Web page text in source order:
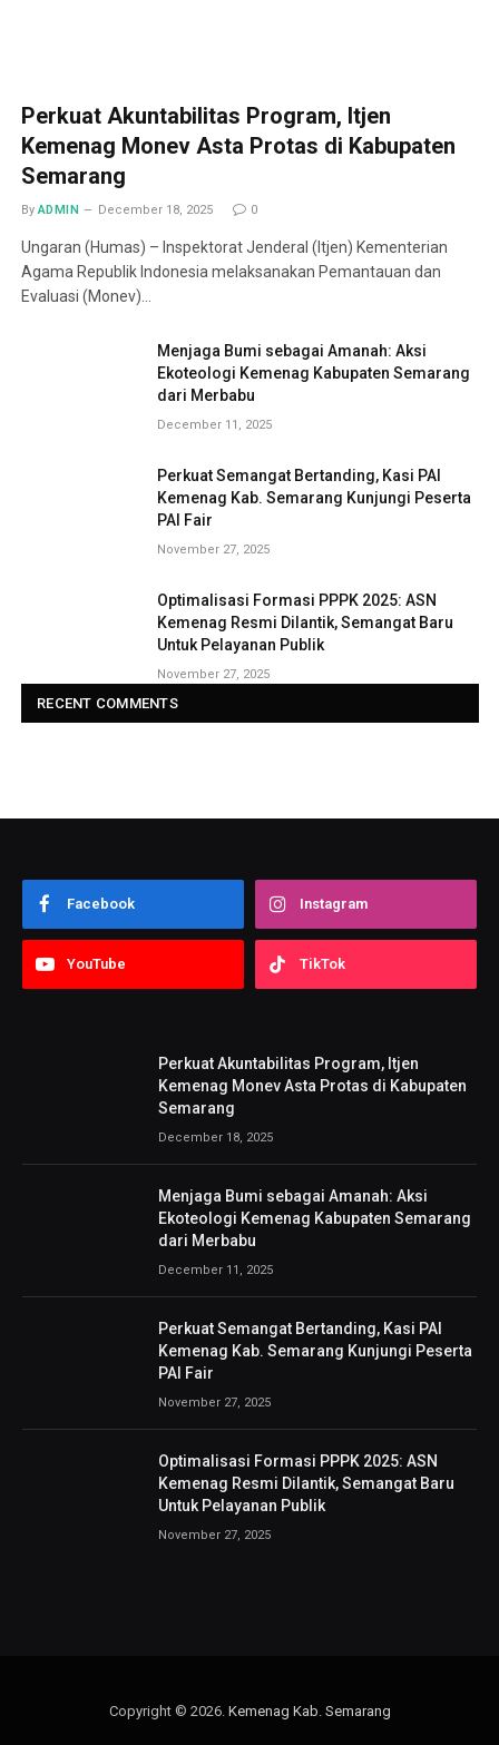
Perkuat Akuntabilitas Program, Itjen
Kemenag Monev Asta Protas di Kabupaten
Semarang
By ADMIN December 18, 2025 0
Ungaran (Humas) – Inspektorat Jenderal (Itjen) Kementerian
Agama Republik Indonesia melaksanakan Pemantauan dan
Evaluasi (Monev)…
Menjaga Bumi sebagai Amanah: Aksi
Ekoteologi Kemenag Kabupaten Semarang
dari Merbabu
December 11, 2025
Perkuat Semangat Bertanding, Kasi PAI
Kemenag Kab. Semarang Kunjungi Peserta
PAI Fair
November 27, 2025
Optimalisasi Formasi PPPK 2025: ASN
Kemenag Resmi Dilantik, Semangat Baru
Untuk Pelayanan Publik
November 27, 2025
RECENT COMMENTS
Facebook Instagram
YouTube TikTok
Perkuat Akuntabilitas Program, Itjen
Kemenag Monev Asta Protas di Kabupaten
Semarang
December 18, 2025
Menjaga Bumi sebagai Amanah: Aksi
Ekoteologi Kemenag Kabupaten Semarang
dari Merbabu
December 11, 2025
Perkuat Semangat Bertanding, Kasi PAI
Kemenag Kab. Semarang Kunjungi Peserta
PAI Fair
November 27, 2025
Optimalisasi Formasi PPPK 2025: ASN
Kemenag Resmi Dilantik, Semangat Baru
Untuk Pelayanan Publik
November 27, 2025
Copyright © 2026. Kemenag Kab. Semarang